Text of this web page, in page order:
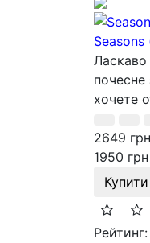
Seasons
Ласкаво
хочете
2649 грн
1950 грн
Купити